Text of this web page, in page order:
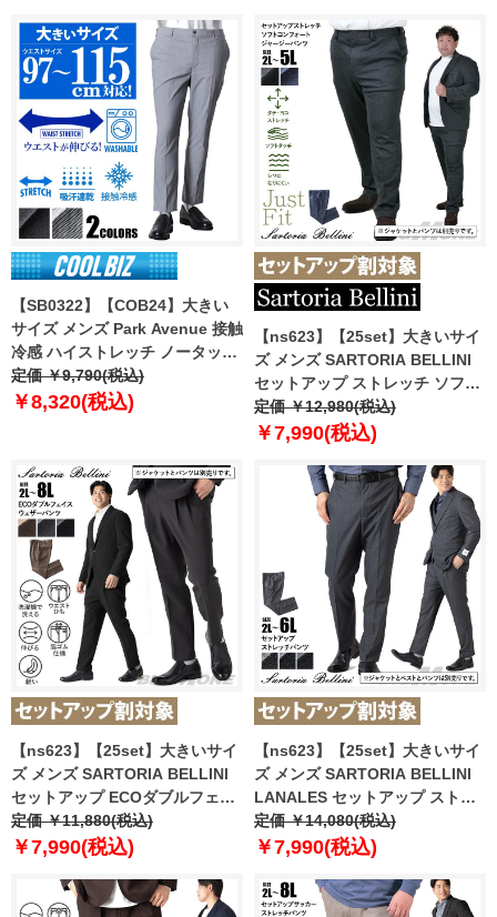
【SB0322】【COB24】大きい
サイズ メンズ Park Avenue 接触
冷感 ハイストレッチ ノータック
パンツ スラックス 吸汗速乾 ウォ
ッシャブル 120-14603
定価 ￥9,790(税込)
￥8,320(税込)
【ns623】【25set】大きいサイ
ズ メンズ SARTORIA BELLINI
セットアップ ストレッチ ソフト
コンフォートジャージー パンツ
ジャストフィット tzpt-2b
定価 ￥12,980(税込)
￥7,990(税込)
【ns623】【25set】大きいサイ
ズ メンズ SARTORIA BELLINI
セットアップ ECOダブルフェイ
スウェザー ストレッチ パンツ 軽
量 ウォッシャブル スマリラ
定価 ￥11,880(税込)
￥7,990(税込)
【ns623】【25set】大きいサイ
ズ メンズ SARTORIA BELLINI
LANALES セットアップ ストレ
ッチ パンツ スマリラ mw-lan-
pt-l 【t2502】
定価 ￥14,080(税込)
￥7,990(税込)